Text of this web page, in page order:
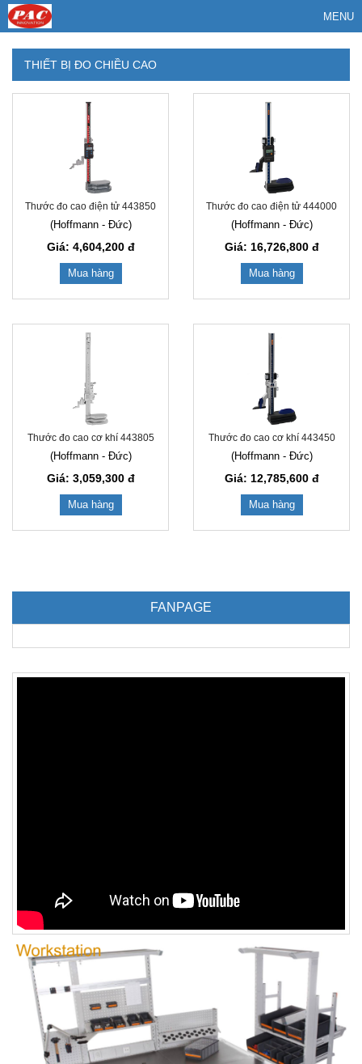
MENU
THIẾT BỊ ĐO CHIỀU CAO
Thước đo cao điện tử 443850
(Hoffmann - Đức)
Giá: 4,604,200đ
Mua hàng
Thước đo cao điện tử 444000
(Hoffmann - Đức)
Giá: 16,726,800đ
Mua hàng
Thước đo cao cơ khí 443805
(Hoffmann - Đức)
Giá: 3,059,300đ
Mua hàng
Thước đo cao cơ khí 443450
(Hoffmann - Đức)
Giá: 12,785,600đ
Mua hàng
FANPAGE